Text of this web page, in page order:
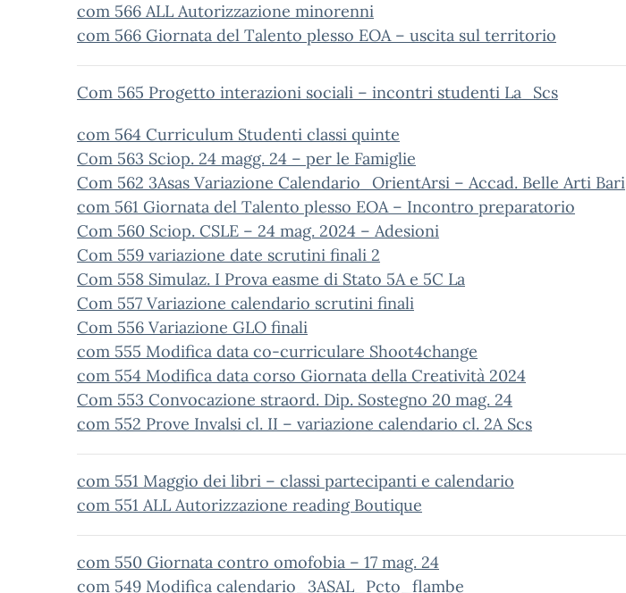
com 566 ALL Autorizzazione minorenni
com 566 Giornata del Talento plesso EOA – uscita sul territorio
Com 565 Progetto interazioni sociali – incontri studenti La_Scs
com 564 Curriculum Studenti classi quinte
Com 563 Sciop. 24 magg. 24 – per le Famiglie
Com 562 3Asas Variazione Calendario_OrientArsi – Accad. Belle Arti Bari
com 561 Giornata del Talento plesso EOA – Incontro preparatorio
Com 560 Sciop. CSLE – 24 mag. 2024 – Adesioni
Com 559 variazione date scrutini finali 2
Com 558 Simulaz. I Prova easme di Stato 5A e 5C La
Com 557 Variazione calendario scrutini finali
Com 556 Variazione GLO finali
com 555 Modifica data co-curriculare Shoot4change
com 554 Modifica data corso Giornata della Creatività 2024
Com 553 Convocazione straord. Dip. Sostegno 20 mag. 24
com 552 Prove Invalsi cl. II – variazione calendario cl. 2A Scs
com 551 Maggio dei libri – classi partecipanti e calendario
com 551 ALL Autorizzazione reading Boutique
com 550 Giornata contro omofobia – 17 mag. 24
com 549 Modifica calendario_3ASAL_Pcto_flambe